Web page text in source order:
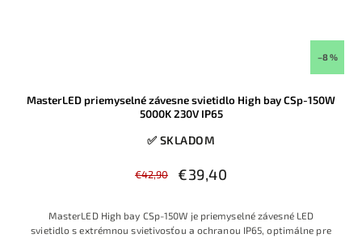
–8 %
MasterLED priemyselné závesne svietidlo High bay CSp-150W
5000K 230V IP65
✅ SKLADOM
€42,90 €39,40
MasterLED High bay CSp-150W je priemyselné závesné LED
svietidlo s extrémnou svietivosťou a ochranou IP65, optimálne pre